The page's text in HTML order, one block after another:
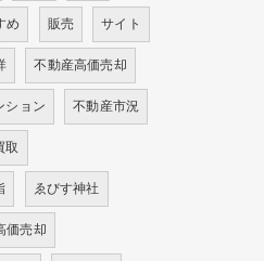
め 販売 サイト
不動産高価売却
ション 不動産市況
取
ゑびす神社
価売却